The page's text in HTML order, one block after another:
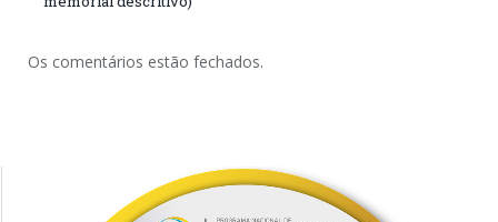
Os comentários estão fechados.